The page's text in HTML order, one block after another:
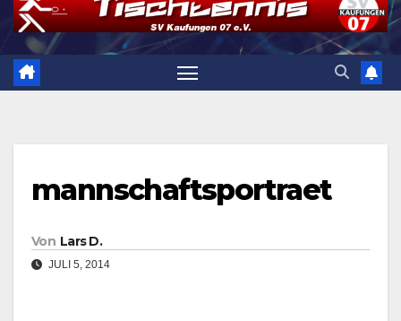
mannschaftsportraet
Von Lars D.
JULI 5, 2014